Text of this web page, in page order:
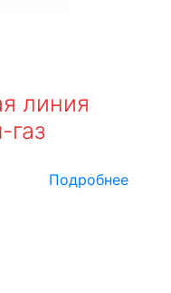
линия
газ
Подробнее